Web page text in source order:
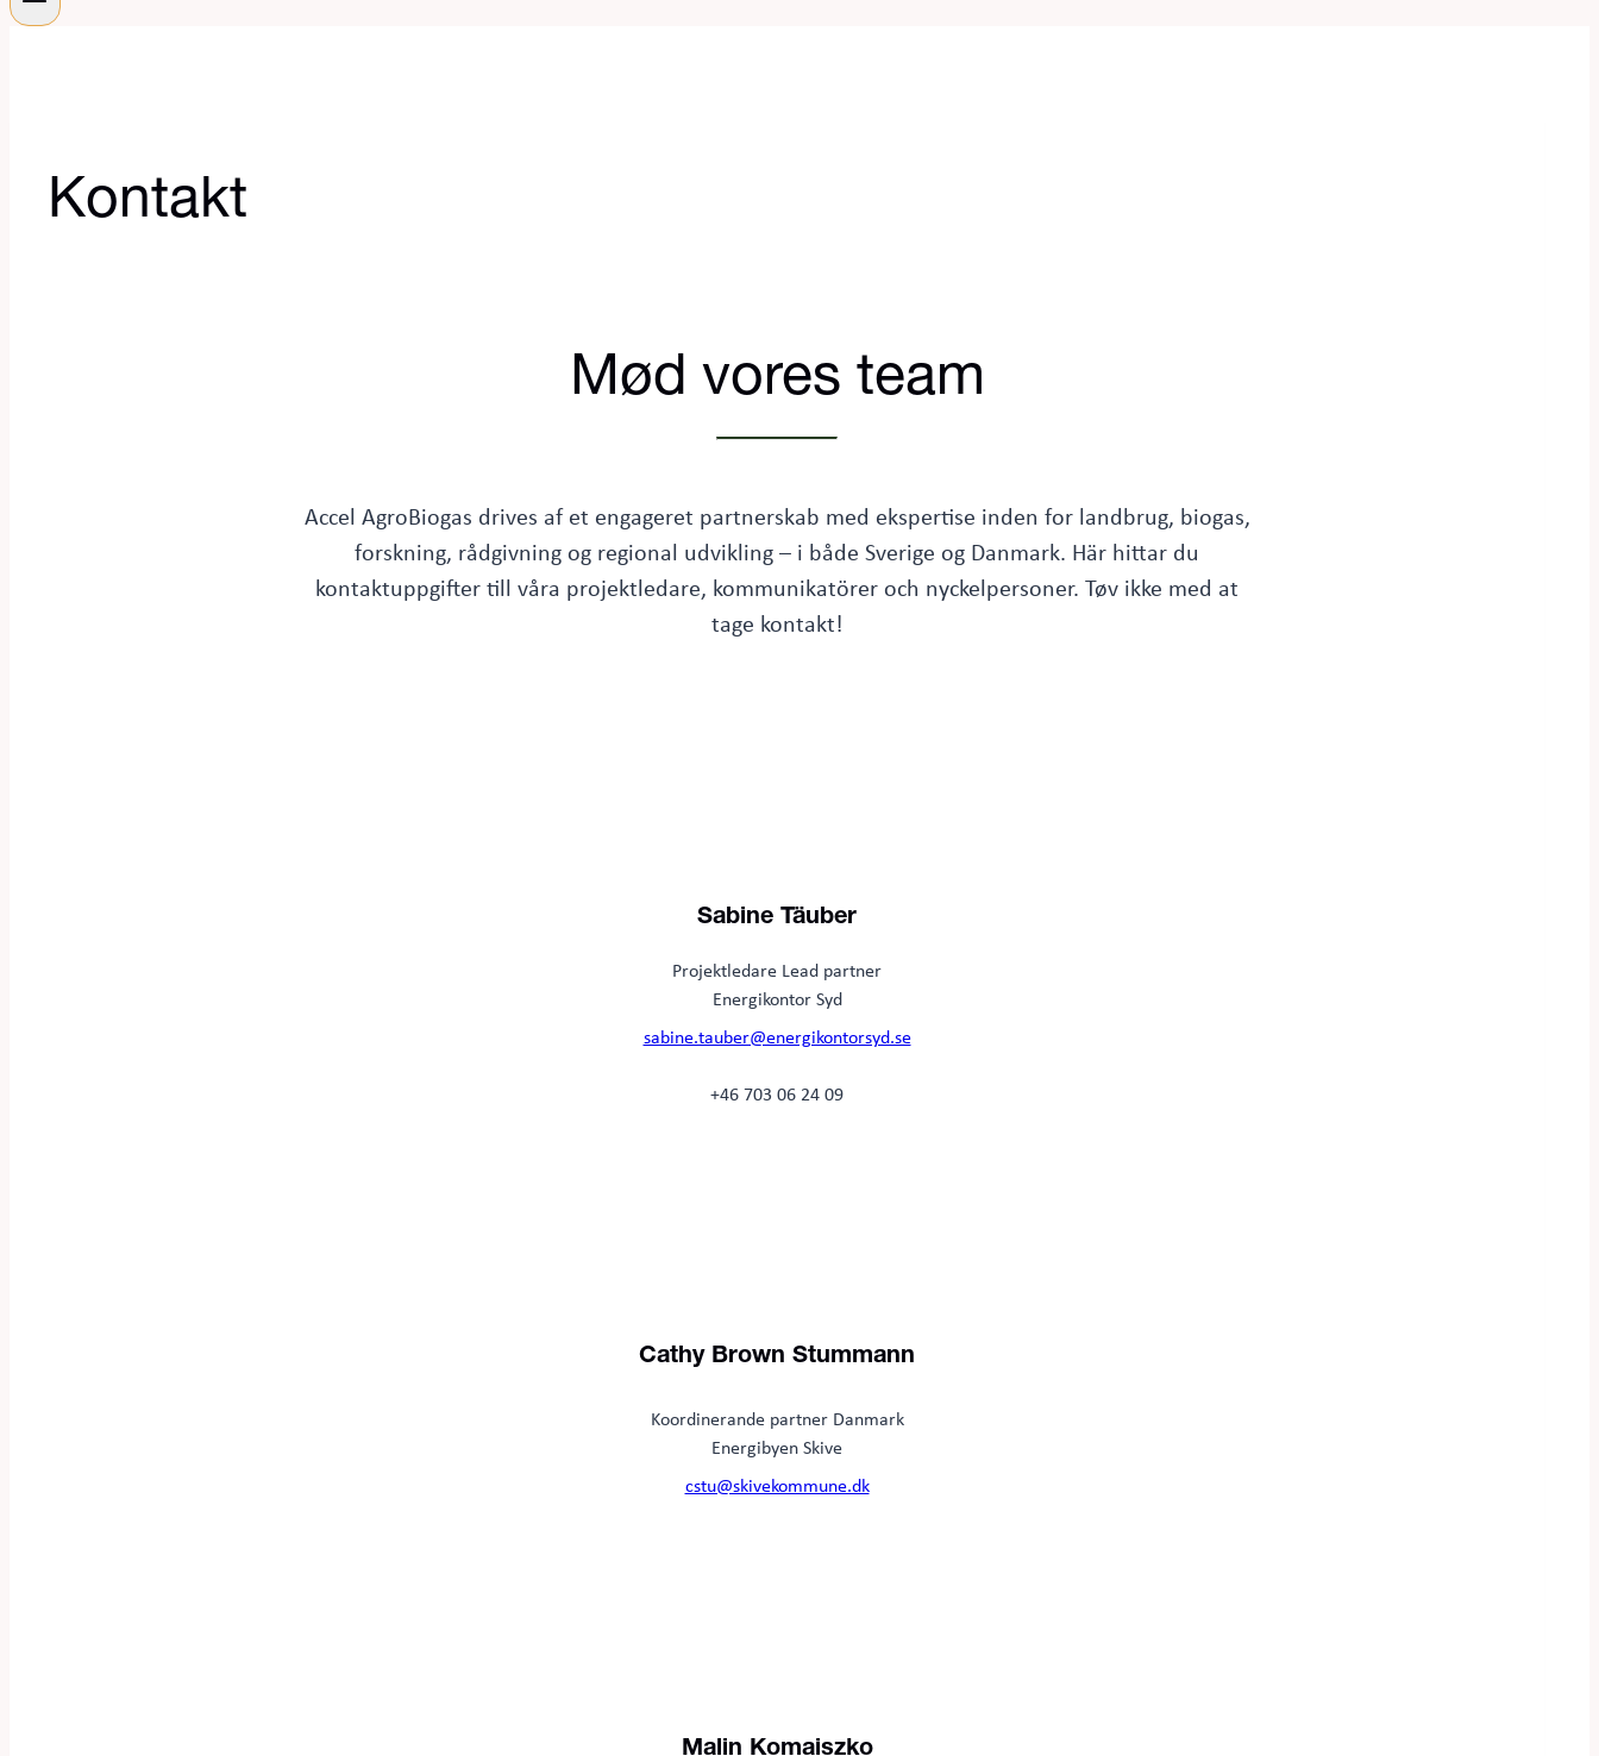
Kontakt
Mød vores team
Accel AgroBiogas drives af et engageret partnerskab med ekspertise inden for landbrug, biogas,
forskning, rådgivning og regional udvikling – i både Sverige og Danmark. Här hittar du
kontaktuppgifter till våra projektledare, kommunikatörer och nyckelpersoner. Tøv ikke med at
tage kontakt!
Sabine Täuber
Projektledare Lead partner
Energikontor Syd
sabine.tauber@energikontorsyd.se
+46 703 06 24 09
Cathy Brown Stummann
Koordinerande partner Danmark
Energibyen Skive
cstu@skivekommune.dk
Malin Komaiszko